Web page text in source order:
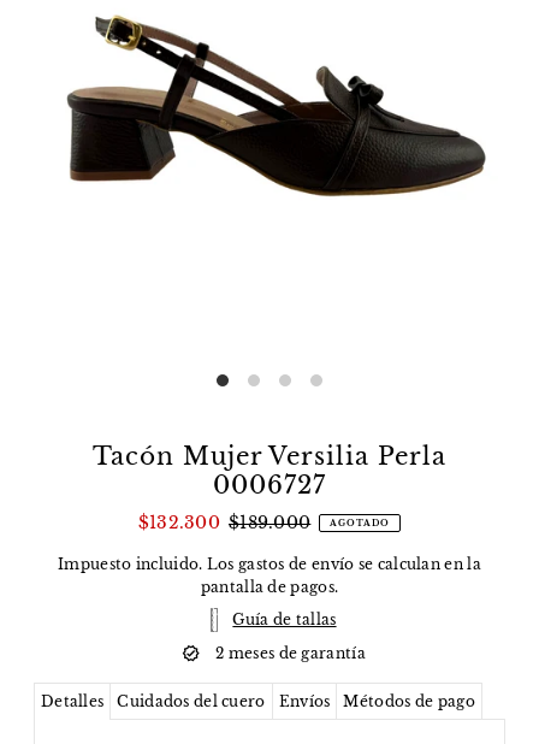
Tacón Mujer Versilia Perla
0006727
$132.300 $189.000 AGOTADO
Impuesto incluido. Los gastos de envío se calculan en la
pantalla de pagos.
Guía de tallas
2 meses de garantía
Detalles Cuidados del cuero Envíos Métodos de pago